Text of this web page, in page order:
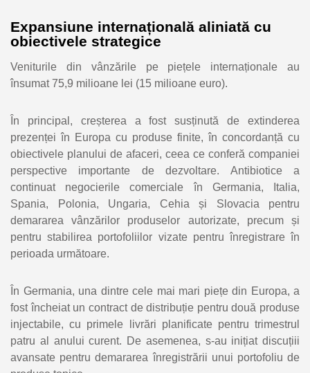
Expansiune internațională aliniată cu
obiectivele strategice
Veniturile din vânzările pe piețele internaționale au
însumat 75,9 milioane lei (15 milioane euro).
În principal, creșterea a fost susținută de extinderea
prezenței în Europa cu produse finite, în concordanță cu
obiectivele planului de afaceri, ceea ce conferă companiei
perspective importante de dezvoltare. Antibiotice a
continuat negocierile comerciale în Germania, Italia,
Spania, Polonia, Ungaria, Cehia și Slovacia pentru
demararea vânzărilor produselor autorizate, precum și
pentru stabilirea portofoliilor vizate pentru înregistrare în
perioada următoare.
În Germania, una dintre cele mai mari piețe din Europa, a
fost încheiat un contract de distribuție pentru două produse
injectabile, cu primele livrări planificate pentru trimestrul
patru al anului curent. De asemenea, s-au inițiat discuțiii
avansate pentru demararea înregistrării unui portofoliu de